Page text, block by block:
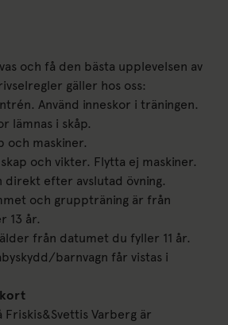
och få den bästa upplevelsen av
gäller hos oss:
Använd inneskor i träningen.
lämnas i skåp.
och maskiner.
och vikter. Flytta ej maskiner.
direkt efter avslutad övning.
och gruppträning är från
13 år.
från datumet du fyller 11 år.
barnvagn får vistas i
Varberg är